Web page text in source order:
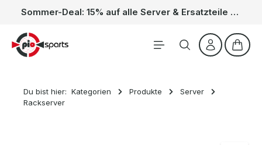
Zum Hauptinhalt springen Sommer-Deal: 15% auf alle Server & Ersatzteile – Kein Code nötig, der Rabatt wird automatisch im Warenkorb abgezogen. Gültig vom 01.06. bis 31.08.
Du bist hier: Kategorien Produkte
Server
Rackserver